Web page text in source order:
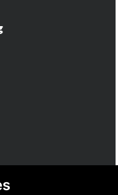
YouTube